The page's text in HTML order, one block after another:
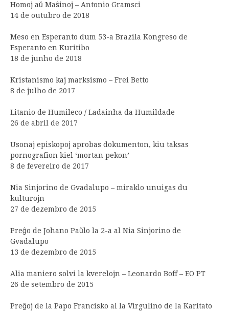
Homoj aŭ Maŝinoj – Antonio Gramsci
14 de outubro de 2018
Meso en Esperanto dum 53-a Brazila Kongreso de
Esperanto en Kuritibo
18 de junho de 2018
Kristanismo kaj marksismo – Frei Betto
8 de julho de 2017
Litanio de Humileco / Ladainha da Humildade
26 de abril de 2017
Usonaj episkopoj aprobas dokumenton, kiu taksas
pornografion kiel ‘mortan pekon’
8 de fevereiro de 2017
Nia Sinjorino de Gvadalupo – miraklo unuigas du
kulturojn
27 de dezembro de 2015
Preĝo de Johano Paŭlo la 2-a al Nia Sinjorino de
Gvadalupo
13 de dezembro de 2015
Alia maniero solvi la kverelojn – Leonardo Boff – EO PT
26 de setembro de 2015
Preĝoj de la Papo Francisko al la Virgulino de la Karitato